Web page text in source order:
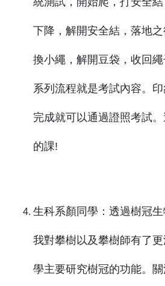
下降，解開安全結，落地
換小繩，解開豆袋，收回
系列流程就是考試內容。
完成就可以通過證照考試
的課!
生科系顏同學：透過樹冠
我對攀樹以及攀樹師有了
學主要研究樹冠的功能。